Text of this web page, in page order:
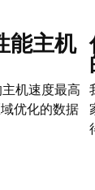
能主机
机速度最高
优化的数据